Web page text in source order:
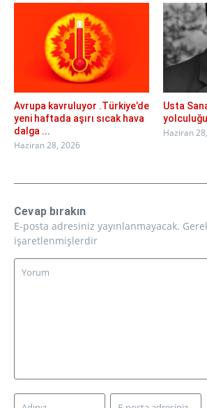
Avrupa kavruluyor .Türkiye’de
yeni haftada aşırı sıcak hava
dalga ...
Haziran 28, 2026
Usta
Haziran
Cevap bırakın
E-posta adresiniz yayınlanmayacak.
işaretlenmişlerdir